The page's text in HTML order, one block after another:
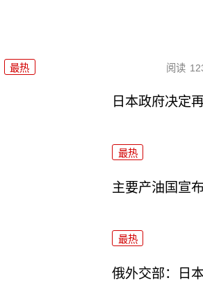
最热 阅读
日本政府决定
最热
主要产油国宣
最热
俄外交部：日